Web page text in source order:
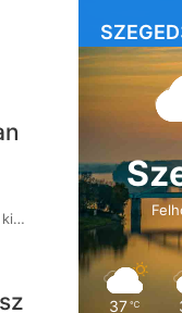
ki…
37 ℃